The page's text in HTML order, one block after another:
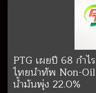
PTG เผยปี 68 กำ
ไทยนำทัพ Non-Oil
น้ำมันพุ่ง 22.0%